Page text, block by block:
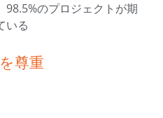
98.5%のプロジェクトが期
いる
尊重